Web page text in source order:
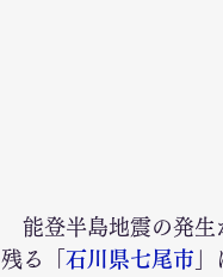
能登半島地震の発生
残る「 石川県七尾市